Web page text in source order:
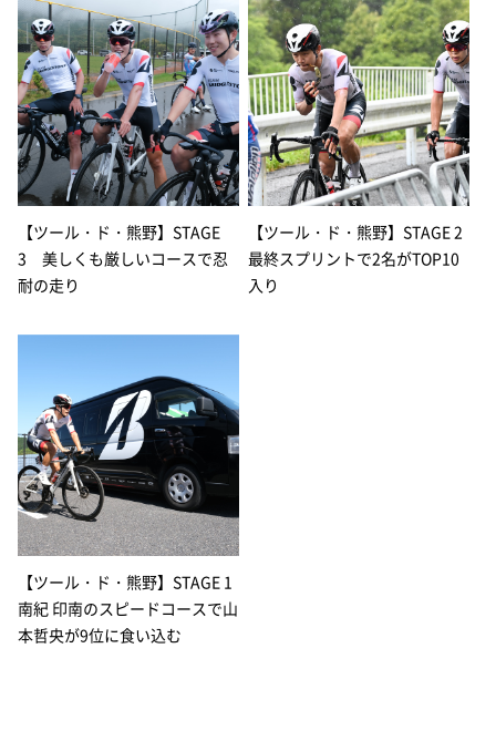
【ツール・ド・熊野】STAGE
3 美しくも厳しいコースで忍
耐の走り
【ツール・ド・熊野】STAGE 2
最終スプリントで2名がTOP10
入り
【ツール・ド・熊野】STAGE 1
南紀 印南のスピードコースで山
本哲央が9位に食い込む